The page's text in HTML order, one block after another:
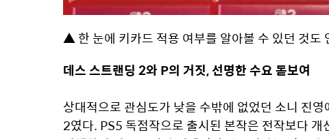
▲ 한 눈에 키카드 적용 여부를 알아볼 수 있던 것도
데스 스트랜딩 2와 P의 거짓, 선명한 수요 돋보여
상대적으로 관심도가 낮을 수밖에 없었던 소니 진
2였다. PS5 독점작으로 출시된 본작은 전작보다